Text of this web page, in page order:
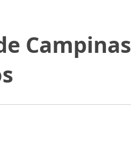
Campinas